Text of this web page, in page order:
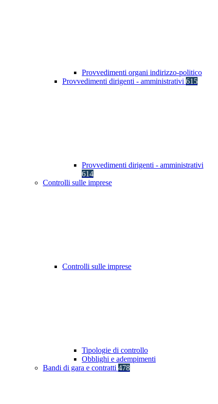
Provvedimenti organi indirizzo-politico
Provvedimenti dirigenti - amministrativi 615
Provvedimenti dirigenti - amministrativi
614
Controlli sulle imprese
Controlli sulle imprese
Tipologie di controllo
Obblighi e adempimenti
Bandi di gara e contratti 478